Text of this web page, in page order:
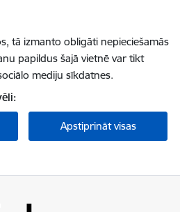
tā izmanto obligāti nepieciešamās
papildus šajā vietnē var tikt
mediju sīkdatnes.
Apstiprināt visas